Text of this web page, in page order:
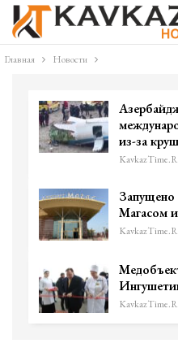
Главная Новости
из-за
Магасом